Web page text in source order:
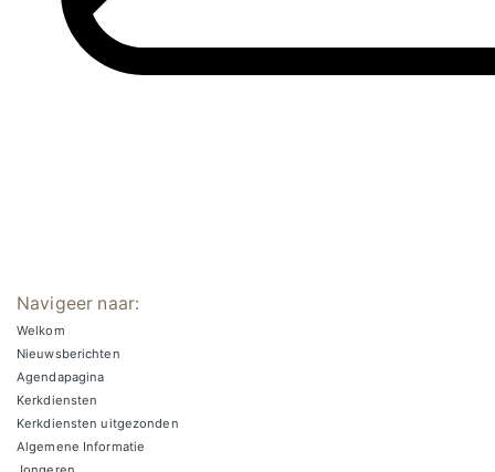
Navigeer naar:
Welkom
Nieuwsberichten
Agendapagina
Kerkdiensten
Kerkdiensten uitgezonden
Algemene Informatie